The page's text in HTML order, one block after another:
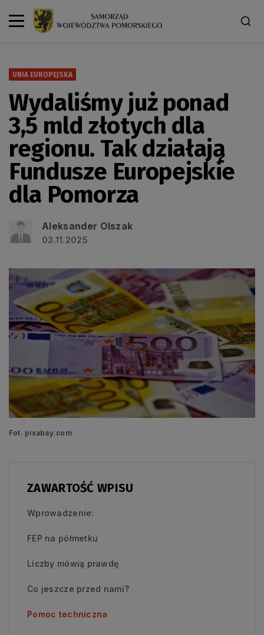
UNIA EUROPEJSKA
Wydaliśmy już ponad
3,5 mld złotych dla
regionu. Tak działają
Fundusze Europejskie
dla Pomorza
Aleksander Olszak
03.11.2025
Fot. pixabay.com
ZAWARTOŚĆ WPISU
Wprowadzenie:
FEP na półmetku
Liczby mówią prawdę
Co jeszcze przed nami?
Pomoc techniczna